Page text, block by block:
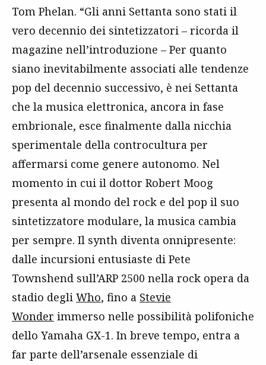
Tom Phelan. “Gli anni Settanta sono stati il
vero decennio dei sintetizzatori – ricorda il
magazine nell’introduzione – Per quanto
siano inevitabilmente associati alle tendenze
pop del decennio successivo, è nei Settanta
che la musica elettronica, ancora in fase
embrionale, esce finalmente dalla nicchia
sperimentale della controcultura per
affermarsi come genere autonomo. Nel
momento in cui il dottor Robert Moog
presenta al mondo del rock e del pop il suo
sintetizzatore modulare, la musica cambia
per sempre. Il synth diventa onnipresente:
dalle incursioni entusiaste di Pete
Townshend sull’ARP 2500 nella rock opera da
stadio degli Who, fino a Stevie
Wonder immerso nelle possibilità polifoniche
dello Yamaha GX-1. In breve tempo, entra a
far parte dell’arsenale essenziale di